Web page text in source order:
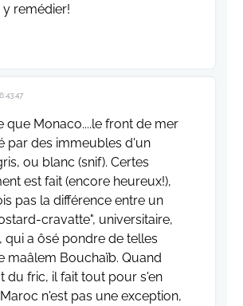
remédier!
que Monaco....le front de mer
par des immeubles d'un
ou blanc (snif). Certes
est fait (encore heureux!),
pas la différence entre un
cravatte", universitaire,
qui a ôsé pondre de telles
maâlem Bouchaïb. Quand
du fric, il fait tout pour s'en
n'est pas une exception,